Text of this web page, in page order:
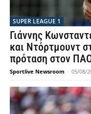
SUPER LEAGUE 1
Γιάννης
και Ντόρτμουντ
πρόταση στον
Sportlive Newsroom - 05/08/